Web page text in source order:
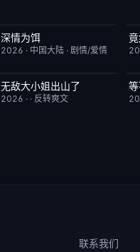
更新至第6集
深情为饵
2026 · 中国大陆 ·剧情/爱情
已完结
无敌大小姐出山了
2026 · · 反转爽文
联系我们